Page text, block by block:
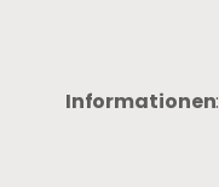
Informationen: